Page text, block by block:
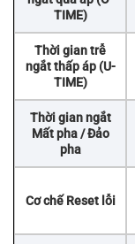
TIME)
Thời gian trễ
ngắt thấp áp (U-
TIME)
Thời gian ngắt
Mất pha / Đảo
pha
Cơ chế Reset lỗi